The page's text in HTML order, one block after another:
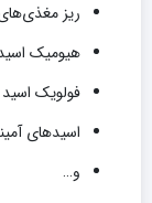
ریز
هیومیک
فولویک اسید
اسیدهای
و…